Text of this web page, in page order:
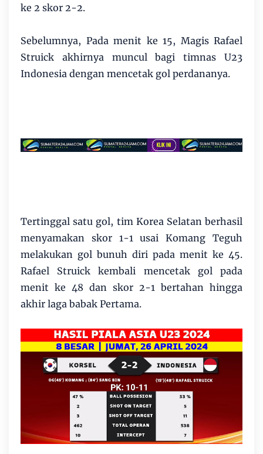
ke 2 skor 2-2.
Sebelumnya, Pada menit ke 15, Magis Rafael
Struick akhirnya muncul bagi timnas U23
Indonesia dengan mencetak gol perdananya.
Tertinggal satu gol, tim Korea Selatan berhasil
menyamakan skor 1-1 usai Komang Teguh
melakukan gol bunuh diri pada menit ke 45.
Rafael Struick kembali mencetak gol pada
menit ke 48 dan skor 2-1 bertahan hingga
akhir laga babak Pertama.